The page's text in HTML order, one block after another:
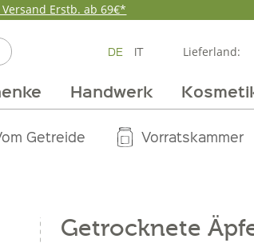
Erstb. ab 69€*
DE IT Lieferland:
Handwerk
Wandern
Getreide Vorratskammer
Weinpakete Weine im
Märkte Pur Exclusive Online
Getrocknete